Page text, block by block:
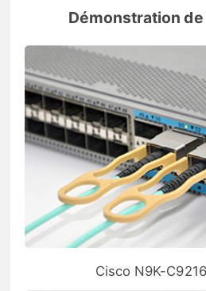
Démonstration
Cisco N9K-